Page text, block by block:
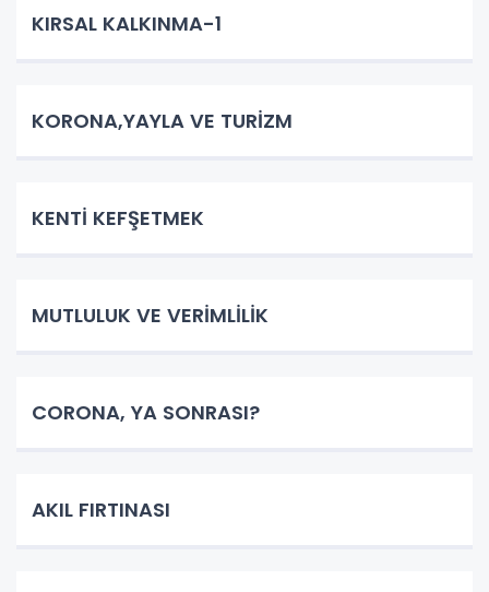
KIRSAL KALKINMA-1
KORONA,YAYLA VE TURİZM
KENTİ KEFŞETMEK
MUTLULUK VE VERİMLİLİK
CORONA, YA SONRASI?
AKIL FIRTINASI